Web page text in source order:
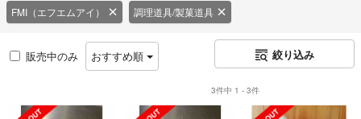
FMI（エフエムアイ） 調理道具/製菓道具
販売中のみ おすすめ順 絞り込み
3件中 1 - 3件